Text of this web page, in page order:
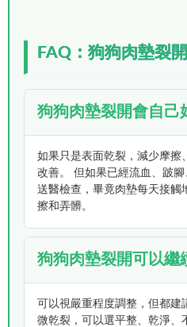
FAQ：狗狗肉墊裂
狗狗肉墊裂開會自己
如果只是表面乾裂，減少摩擦
改善。 但如果已經流血、跛
送醫檢查，畢竟肉墊每天接觸
擦和弄髒。
狗狗肉墊裂開可以繼
可以視嚴重程度調整，但都建
微乾裂，可以選平整、乾淨、